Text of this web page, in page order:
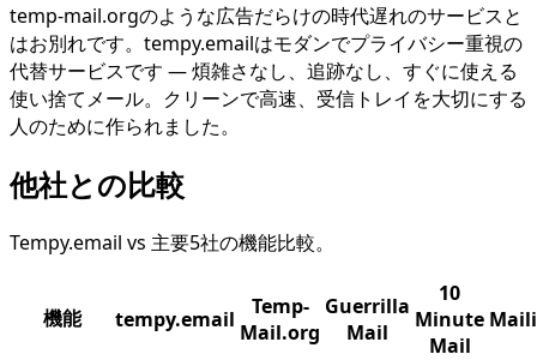
temp-mail.orgのような広告だらけの時代遅れのサービスと
はお別れです。tempy.emailはモダンでプライバシー重視の
代替サービスです — 煩雑さなし、追跡なし、すぐに使える
使い捨てメール。クリーンで高速、受信トレイを大切にする
人のために作られました。
他社との比較
Tempy.email vs 主要5社の機能比較。
機能 tempy.email
Temp-
Mail.org
Guerrilla
Mail
10
Minute
Mail